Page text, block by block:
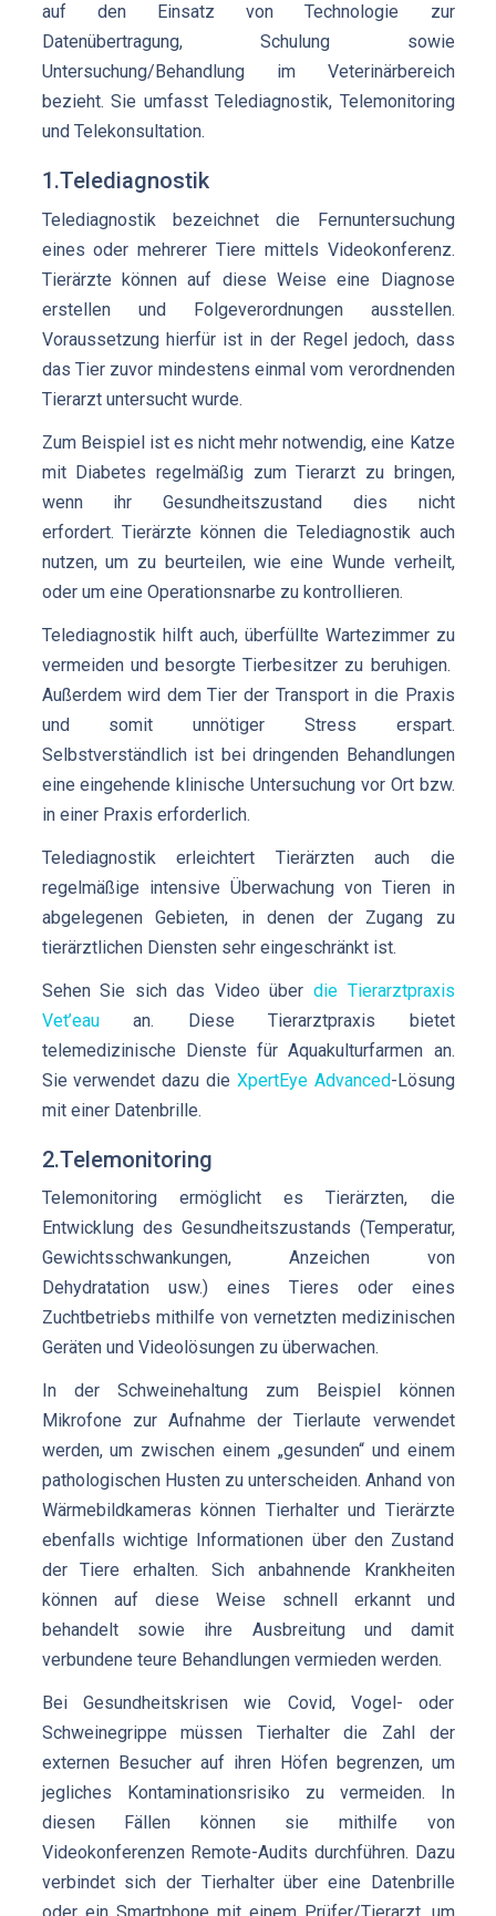
auf den Einsatz von Technologie zur
Datenübertragung, Schulung sowie
Untersuchung/Behandlung im Veterinärbereich
bezieht. Sie umfasst Telediagnostik, Telemonitoring
und Telekonsultation.
1.Telediagnostik
Telediagnostik bezeichnet die Fernuntersuchung
eines oder mehrerer Tiere mittels Videokonferenz.
Tierärzte können auf diese Weise eine Diagnose
erstellen und Folgeverordnungen ausstellen.
Voraussetzung hierfür ist in der Regel jedoch, dass
das Tier zuvor mindestens einmal vom verordnenden
Tierarzt untersucht wurde.
Zum Beispiel ist es nicht mehr notwendig, eine Katze
mit Diabetes regelmäßig zum Tierarzt zu bringen,
wenn ihr Gesundheitszustand dies nicht
erfordert. Tierärzte können die Telediagnostik auch
nutzen, um zu beurteilen, wie eine Wunde verheilt,
oder um eine Operationsnarbe zu kontrollieren.
Telediagnostik hilft auch, überfüllte Wartezimmer zu
vermeiden und besorgte Tierbesitzer zu beruhigen.
Außerdem wird dem Tier der Transport in die Praxis
und somit unnötiger Stress erspart.
Selbstverständlich ist bei dringenden Behandlungen
eine eingehende klinische Untersuchung vor Ort bzw.
in einer Praxis erforderlich.
Telediagnostik erleichtert Tierärzten auch die
regelmäßige intensive Überwachung von Tieren in
abgelegenen Gebieten, in denen der Zugang zu
tierärztlichen Diensten sehr eingeschränkt ist.
Sehen Sie sich das Video über die Tierarztpraxis
Vet’eau
an. Diese Tierarztpraxis bietet
telemedizinische Dienste für Aquakulturfarmen an.
Sie verwendet dazu die XpertEye Advanced-Lösung
mit einer Datenbrille.
2.Telemonitoring
Telemonitoring ermöglicht es Tierärzten, die
Entwicklung des Gesundheitszustands (Temperatur,
Gewichtsschwankungen, Anzeichen von
Dehydratation usw.) eines Tieres oder eines
Zuchtbetriebs mithilfe von vernetzten medizinischen
Geräten und Videolösungen zu überwachen.
In der Schweinehaltung zum Beispiel können
Mikrofone zur Aufnahme der Tierlaute verwendet
werden, um zwischen einem „gesunden“ und einem
pathologischen Husten zu unterscheiden. Anhand von
Wärmebildkameras können Tierhalter und Tierärzte
ebenfalls wichtige Informationen über den Zustand
der Tiere erhalten. Sich anbahnende Krankheiten
können auf diese Weise schnell erkannt und
behandelt sowie ihre Ausbreitung und damit
verbundene teure Behandlungen vermieden werden.
Bei Gesundheitskrisen wie Covid, Vogel- oder
Schweinegrippe müssen Tierhalter die Zahl der
externen Besucher auf ihren Höfen begrenzen, um
jegliches Kontaminationsrisiko zu vermeiden. In
diesen Fällen können sie mithilfe von
Videokonferenzen Remote-Audits durchführen. Dazu
verbindet sich der Tierhalter über eine Datenbrille